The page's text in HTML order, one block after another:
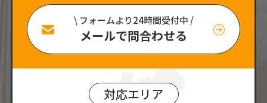
\ フォームより24時間受付中 /
メールで問合わせる
対応エリア